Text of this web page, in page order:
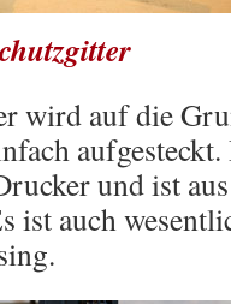
wird auf die
und ist
ist auch